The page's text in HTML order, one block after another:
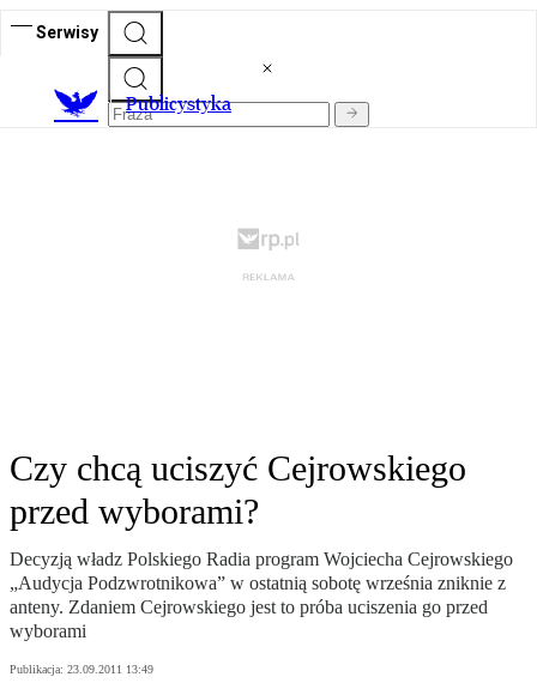
Serwisy
Publicystyka
Czy chcą uciszyć Cejrowskiego
przed wyborami?
Decyzją władz Polskiego Radia program Wojciecha Cejrowskiego
„Audycja Podzwrotnikowa” w ostatnią sobotę września zniknie z
anteny. Zdaniem Cejrowskiego jest to próba uciszenia go przed
wyborami
Publikacja: 23.09.2011 13:49